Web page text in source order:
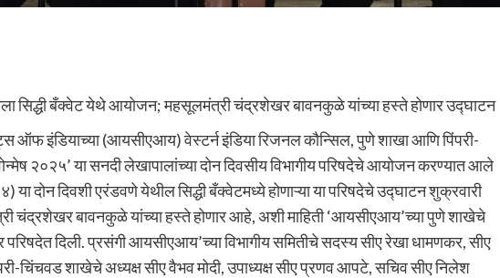
सिद्धी बँक्वेट येथे आयोजन; महसूलमंत्री चंद्रशेखर बावनकुळे यांच्या हस्ते होणार उद्घाटन
ऑफ इंडियाच्या (आयसीएआय) वेस्टर्न इंडिया रिजनल कौन्सिल, पुणे शाखा आणि पिंपरी-
२०२५’ या सनदी लेखापालांच्या दोन दिवसीय विभागीय परिषदेचे आयोजन करण्यात आले
दोन दिवशी एरंडवणे येथील सिद्धी बँक्वेटमध्ये होणाऱ्या या परिषदेचे उद्घाटन शुक्रवारी
चंद्रशेखर बावनकुळे यांच्या हस्ते होणार आहे, अशी माहिती ‘आयसीएआय’च्या पुणे शाखेचे
परिषदेत दिली. प्रसंगी आयसीएआय’च्या विभागीय समितीचे सदस्य सीए रेखा धामणकर, सीए
चिंचवड शाखेचे अध्यक्ष सीए वैभव मोदी, उपाध्यक्ष सीए प्रणव आपटे, सचिव सीए निलेश